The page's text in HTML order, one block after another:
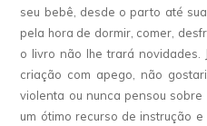
seu bebê, desde o parto até
pela hora de dormir, comer,
o livro não lhe trará novidades.
criação com apego, não
violenta ou nunca pensou
um ótimo recurso de instrução